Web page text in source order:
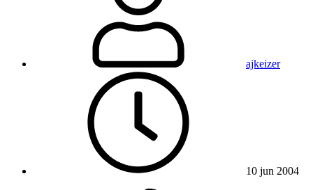
ajkeizer
10 jun 2004